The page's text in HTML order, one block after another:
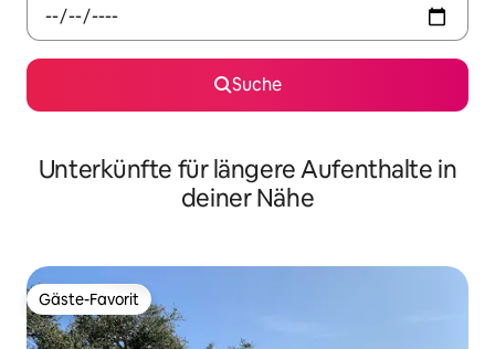
Suche
Unterkünfte für längere Aufenthalte in
deiner Nähe
Gäste-Favorit
Gäste-Favorit